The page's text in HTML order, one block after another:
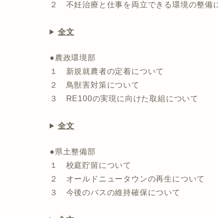
２ 不妊治療と仕事を両立できる環境の整備
全文
●農政環境部
１ 新規就農者の定着について
２ 鳥獣害対策について
３ RE100の実現に向けた取組について
全文
●県土整備部
１ 校庭貯留について
２ オールドニュータウンの再生について
３ 今後のバスの維持確保について